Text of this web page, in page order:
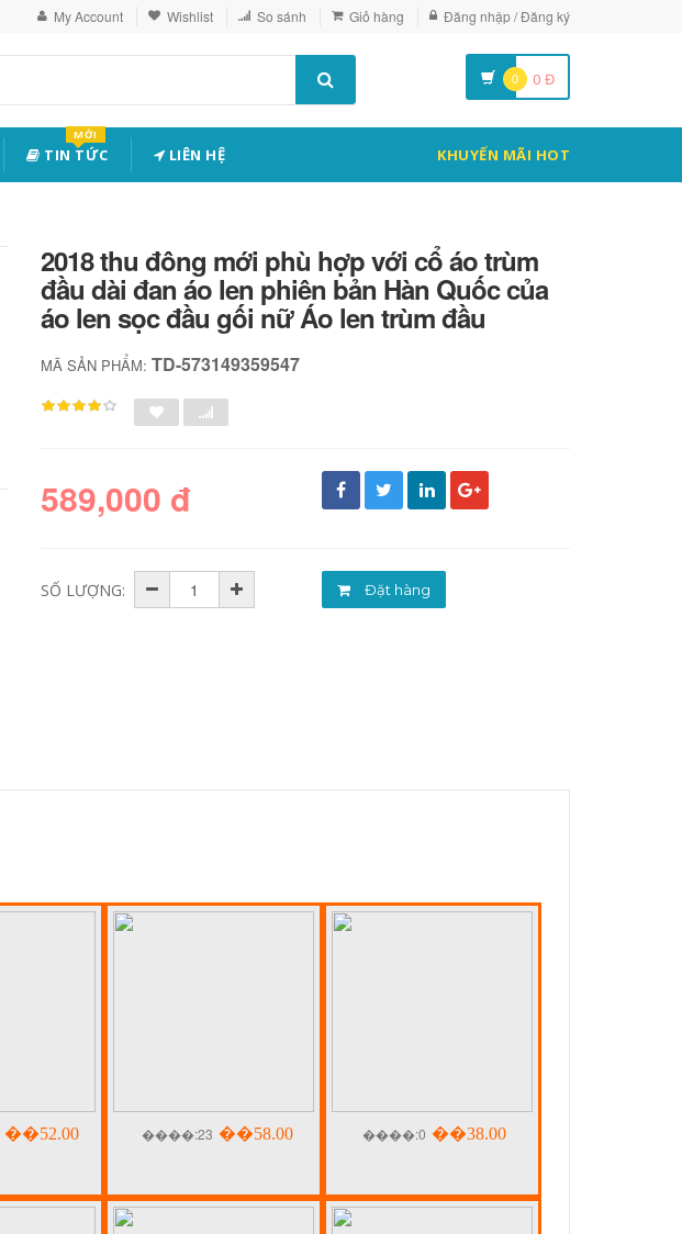
My Account Wishlist So sánh Giỏ hàng Đăng nhập / Đăng ký
0 0 Đ
TIN TỨC
MỚI
LIÊN HỆ KHUYẾN MÃI HOT
2018 thu đông mới phù hợp với cổ áo trùm
đầu dài đan áo len phiên bản Hàn Quốc của
áo len sọc đầu gối nữ Áo len trùm đầu
MÃ SẢN PHẨM:TD-573149359547
589,000 đ
SỐ LƯỢNG: Đặt hàng
��52.00 ����:23 ��58.00 ����:0 ��38.00